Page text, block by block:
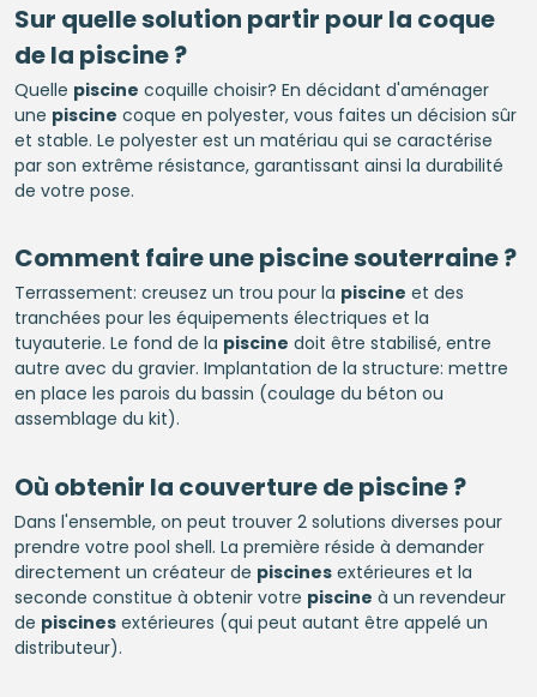
Sur quelle solution partir pour la coque
de la piscine?
Quelle piscine coquille choisir? En décidant d'aménager
une piscine coque en polyester, vous faites un décision sûr
et stable. Le polyester est un matériau qui se caractérise
par son extrême résistance, garantissant ainsi la durabilité
de votre pose.
Comment faire unepiscinesouterraine ?
Terrassement: creusez un trou pour la piscine et des
tranchées pour les équipements électriques et la
tuyauterie. Le fond de la piscine doit être stabilisé, entre
autre avec du gravier. Implantation de la structure: mettre
en place les parois du bassin (coulage du béton ou
assemblage du kit).
Où obtenir la couverture depiscine?
Dans l'ensemble, on peut trouver 2 solutions diverses pour
prendre votre pool shell. La première réside à demander
directement un créateur de piscinesextérieures et la
seconde constitue à obtenir votre piscine à un revendeur
de piscinesextérieures (qui peut autant être appelé un
distributeur).